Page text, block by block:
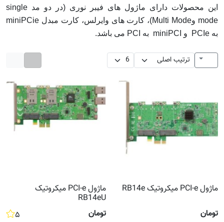
این محصولات دارای ماژول های فیبر نوری (در دو مد single
mode وMulti Mode)، کارت های وایرلس، کارت مبدل miniPCie
به PCIe و miniPCI به PCI می باشد.
ماژول PCI-e میکروتیک RB14e
تومان
ماژول PCI-e میکروتیک
RB14eU
۵
تومان